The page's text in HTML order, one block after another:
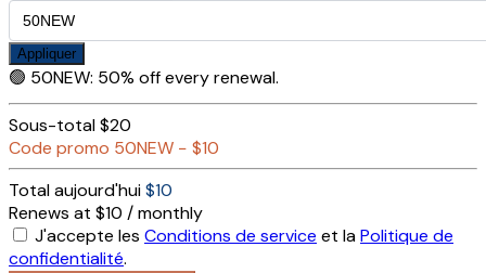
Appliquer
🟢 50NEW: 50% off every renewal.
Sous-total$20
Code promo 50NEW − $10
Total aujourd'hui$10
Renews at $10 / monthly
J'accepte les Conditions de service et laPolitique de
confidentialité.